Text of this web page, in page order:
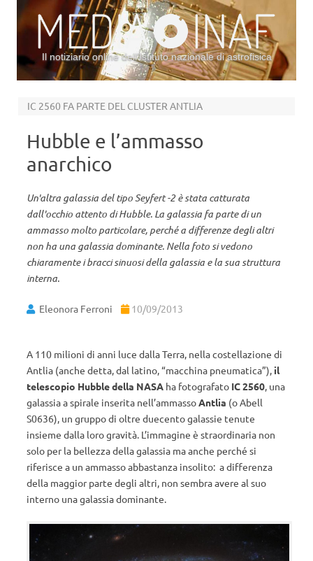
Il notiziario online dell’Istituto nazionale di astrofisica
IC 2560 FA PARTE DEL CLUSTER ANTLIA
Hubble e l’ammasso
anarchico
Un'altra galassia del tipo Seyfert -2 è stata catturata
dall'occhio attento di Hubble. La galassia fa parte di un
ammasso molto particolare, perché a differenze degli altri
non ha una galassia dominante. Nella foto si vedono
chiaramente i bracci sinuosi della galassia e la sua struttura
interna.
Eleonora Ferroni 10/09/2013
A 110 milioni di anni luce dalla Terra, nella costellazione di
Antlia (anche detta, dal latino, “macchina pneumatica”), il
telescopio Hubble della NASA ha fotografato IC 2560, una
galassia a spirale inserita nell’ammassoAntlia (o Abell
S0636), un gruppo di oltre duecento galassie tenute
insieme dalla loro gravità. L’immagine è straordinaria non
solo per la bellezza della galassia ma anche perché si
riferisce a un ammasso abbastanza insolito: a differenza
della maggior parte degli altri, non sembra avere al suo
interno una galassia dominante.